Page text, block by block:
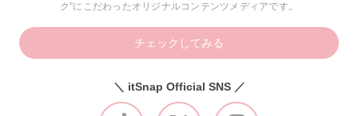
ク”にこだわったオリジナルコンテンツメディアです。
チェックしてみる
＼ itSnap Official SNS ／